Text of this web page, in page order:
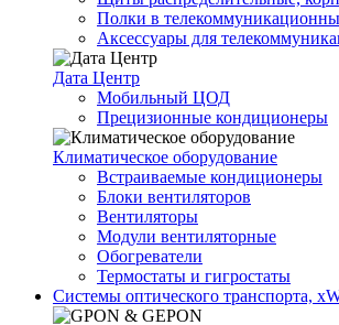
Полки в
Аксессуары для
Дата Центр
Мобильный ЦОД
Прецизионные кондиционеры
Климатичeское оборудование
Встраиваемые кондиционеры
Блоки вентиляторов
Вентиляторы
Модули вентиляторные
Обогреватели
Термостаты и гигростаты
Системы оптического транспорта,